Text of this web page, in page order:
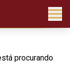
procurando